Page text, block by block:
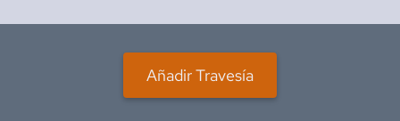
Añadir Travesía